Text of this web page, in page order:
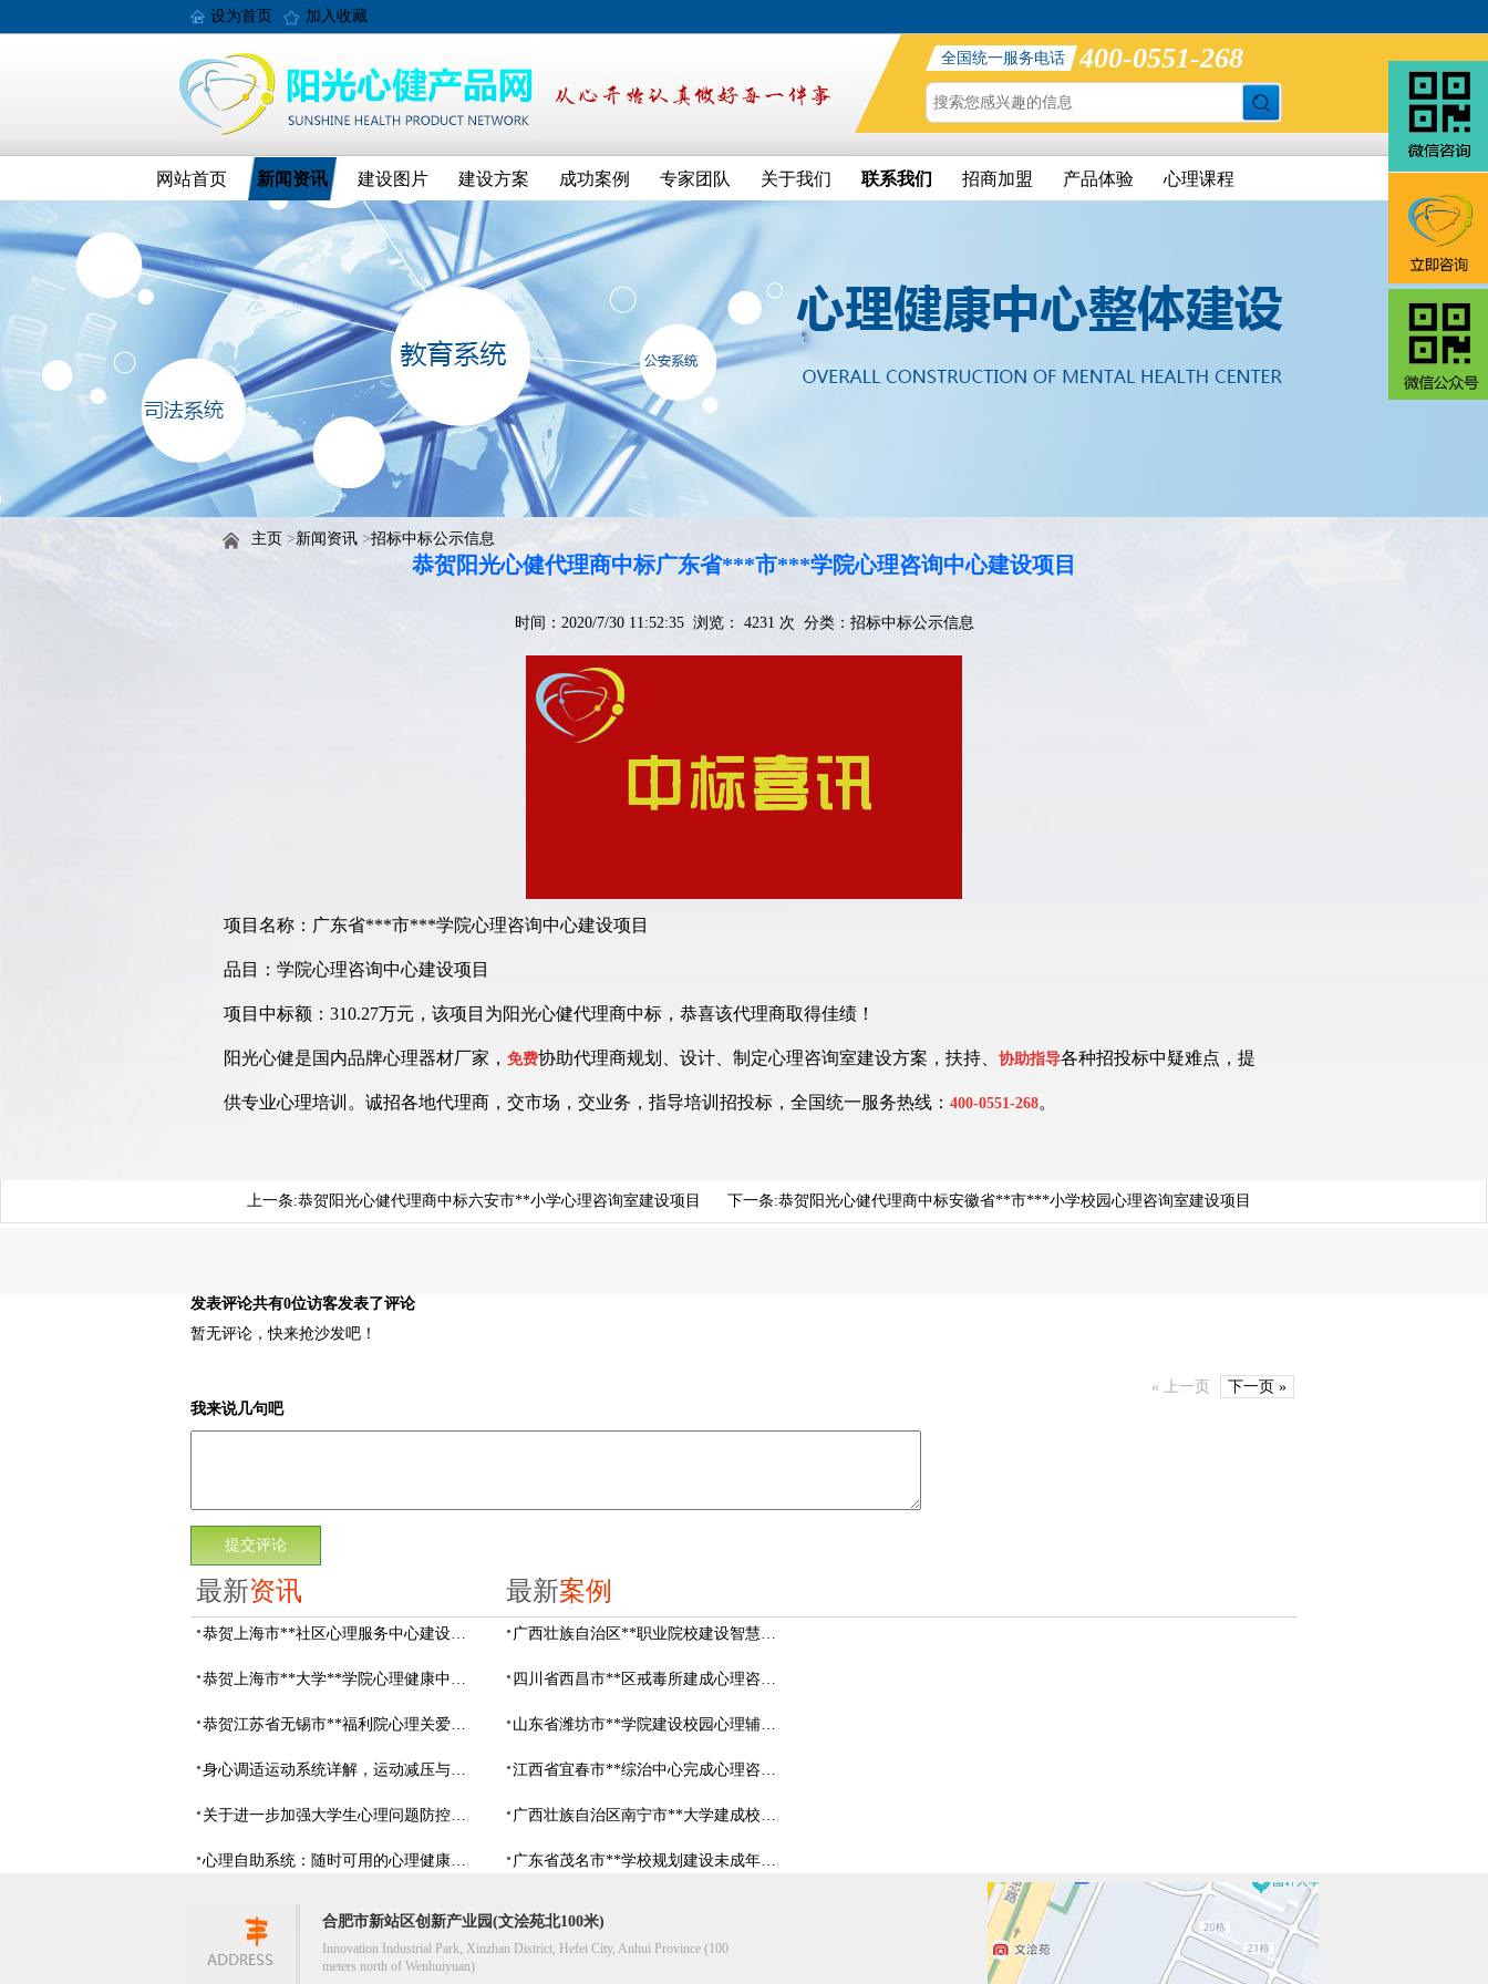
设为首页 加入收藏
全国统一服务电话 400-0551-268
网站首页 新闻资讯 建设图片 建设方案 成功案例 专家团队 关于我们 联系我们 招商加盟 产品体验 心理课程
主页 >新闻资讯 >招标中标公示信息
恭贺阳光心健代理商中标广东省***市***学院心理咨询中心建设项目
时间：2020/7/30 11:52:35 浏览： 4231 次 分类： 招标中标公示信息
项目名称：广东省***市***学院心理咨询中心建设项目
品目：学院心理咨询中心建设项目
项目中标额：310.27万元，该项目为阳光心健代理商中标，恭喜该代理商取得佳绩！
阳光心健是国内品牌心理器材厂家， 免费协助代理商规划、设计、制定心理咨询室建设方案，扶持、 协助指导各种招投标中疑难点，提
供专业心理培训。诚招各地代理商，交市场，交业务，指导培训招投标，全国统一服务热线： 400-0551-268。
上一条:恭贺阳光心健代理商中标六安市**小学心理咨询室建设项目 下一条:恭贺阳光心健代理商中标安徽省**市***小学校园心理咨询室建设项目
发表评论共有0位访客发表了评论
暂无评论，快来抢沙发吧！
« 上一页
下一页 »
我来说几句吧
最新资讯
恭贺上海市**社区心理服务中心建设项目由阳光心健代理商中标
恭贺上海市**大学**学院心理健康中心建设项目由阳光心健代理商中标
恭贺江苏省无锡市**福利院心理关爱中心建设项目由阳光心健代理商中标
身心调适运动系统详解，运动减压与心理调适全指南
关于进一步加强大学生心理问题防控，防控大学生心理危机
心理自助系统：随时可用的心理健康自助服务平台
最新案例
广西壮族自治区**职业院校建设智慧校园心理咨询室
四川省西昌市**区戒毒所建成心理咨询室
山东省​潍坊市**学院建设校园心理辅导中心
江西省宜春市**综治中心完成心理咨询室建设
广西壮族自治区南宁市**大学建成校园心理咨询室
广东省茂名市**学校规划建设未成年人辅导中心
合肥市新站区创新产业园(文浍苑北100米)
Innovation Industrial Park, Xinzhan District, Hefei City, Anhui Province (100
meters north of Wenhuiyuan)